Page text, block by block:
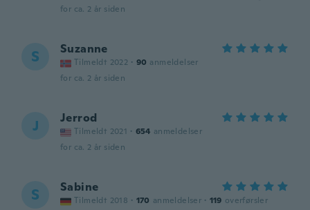
for ca. 2 år siden
S Suzanne
Tilmeldt 2022 · 90 anmeldelser
for ca. 2 år siden
J Jerrod
Tilmeldt 2021 · 654 anmeldelser
for ca. 2 år siden
S Sabine
Tilmeldt 2018 · 170 anmeldelser · 119 overførsler